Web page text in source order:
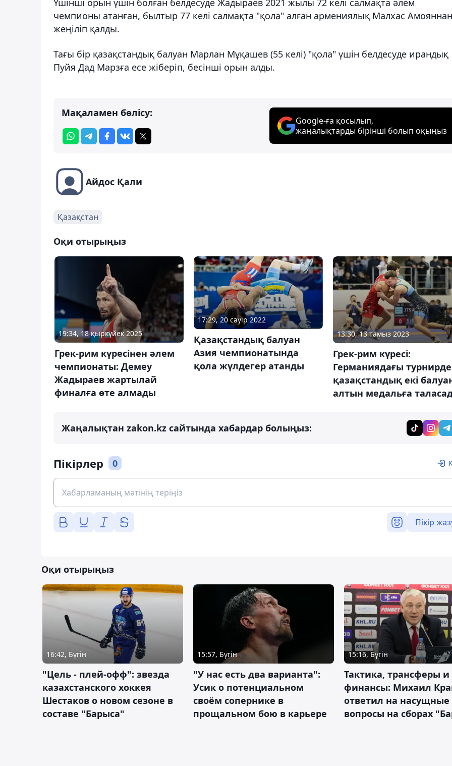
чемпионы атанған, былтыр 77 келі салмақта "қола" алған армениялық Малхас Амояннан
жеңіліп қалды.
Тағы бір қазақстандық балуан Марлан Мұқашев (55 келі) "қола" үшін белдесуде ирандық
Пуйя Дад Марзға есе жіберіп, бесінші орын алды.
Мақаламен бөлісу:
Google-ға қосылып,
жаңалықтарды бірінші болып оқыңыз
Айдос Қали
Қазақстан
Оқи отырыңыз
19:34, 18 қыркүйек 2025
Грек-рим күресінен әлем
чемпионаты: Демеу
Жадыраев жартылай
финалға өте алмады
17:29, 20 сәуір 2022
Қазақстандық балуан
Азия чемпионатында
қола жүлдегер атанды
13:30, 13 тамыз 2023
Грек-рим күресі:
Германиядағы турнирде
қазақстандық екі
алтын медальға
Жаңалықтан zakon.kz сайтында хабардар болыңыз:
Пікірлер 0
Пікір
Оқи отырыңыз
16:42, Бүгін
"Цель - плей-офф": звезда
казахстанского хоккея
Шестаков о новом сезоне в
составе "Барыса"
15:57, Бүгін
"У нас есть два варианта":
Усик о потенциальном
своём сопернике в
прощальном бою в карьере
15:16, Бүгін
Тактика, трансферы и
финансы: Михаил
ответил на насущные
вопросы на сборах